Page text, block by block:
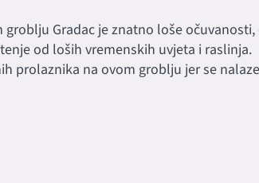
Gradac je znatno loše
od loših vremenskih uvjeta i raslinja.
prolaznika na ovom groblju jer se